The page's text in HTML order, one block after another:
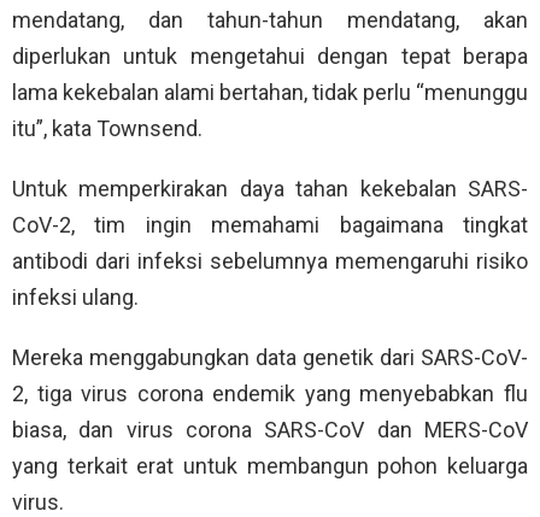
mendatang, dan tahun-tahun mendatang, akan
diperlukan untuk mengetahui dengan tepat berapa
lama kekebalan alami bertahan, tidak perlu “menunggu
itu”, kata Townsend.
Untuk memperkirakan daya tahan kekebalan SARS-
CoV-2, tim ingin memahami bagaimana tingkat
antibodi dari infeksi sebelumnya memengaruhi risiko
infeksi ulang.
Mereka menggabungkan data genetik dari SARS-CoV-
2, tiga virus corona endemik yang menyebabkan flu
biasa, dan virus corona SARS-CoV dan MERS-CoV
yang terkait erat untuk membangun pohon keluarga
virus.